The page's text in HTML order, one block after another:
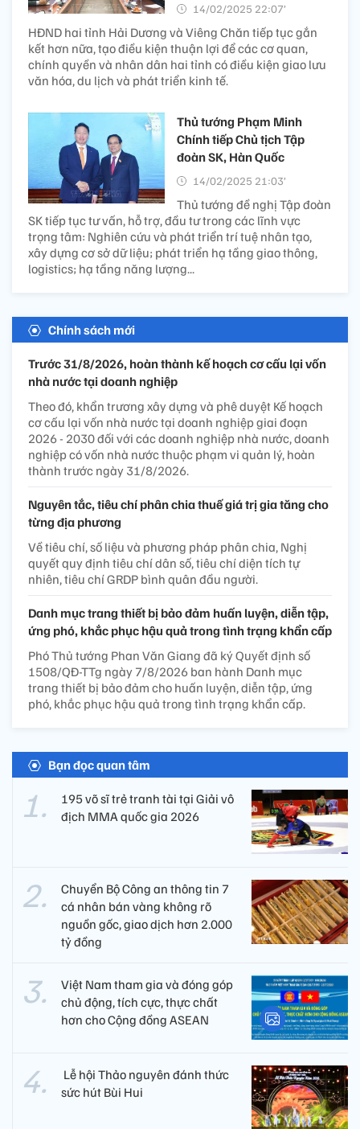
14/02/2025 22:07’
HĐND hai tỉnh Hải Dương và Viêng Chăn tiếp tục gắn
kết hơn nữa, tạo điều kiện thuận lợi để các cơ quan,
chính quyền và nhân dân hai tỉnh có điều kiện giao lưu
văn hóa, du lịch và phát triển kinh tế.
Thủ tướng Phạm Minh
Chính tiếp Chủ tịch Tập
đoàn SK, Hàn Quốc
14/02/2025 21:03’
Thủ tướng đề nghị Tập đoàn
SK tiếp tục tư vấn, hỗ trợ, đầu tư trong các lĩnh vực
trọng tâm: Nghiên cứu và phát triển trí tuệ nhân tạo,
xây dựng cơ sở dữ liệu; phát triển hạ tầng giao thông,
logistics; hạ tầng năng lượng...
Chính sách mới
Trước 31/8/2026, hoàn thành kế hoạch cơ cấu lại vốn
nhà nước tại doanh nghiệp
Theo đó, khẩn trương xây dựng và phê duyệt Kế hoạch
cơ cấu lại vốn nhà nước tại doanh nghiệp giai đoạn
2026 - 2030 đối với các doanh nghiệp nhà nước, doanh
nghiệp có vốn nhà nước thuộc phạm vi quản lý, hoàn
thành trước ngày 31/8/2026.
Nguyên tắc, tiêu chí phân chia thuế giá trị gia tăng cho
từng địa phương
Về tiêu chí, số liệu và phương pháp phân chia, Nghị
quyết quy định tiêu chí dân số, tiêu chí diện tích tự
nhiên, tiêu chí GRDP bình quân đầu người.
Danh mục trang thiết bị bảo đảm huấn luyện, diễn tập,
ứng phó, khắc phục hậu quả trong tình trạng khẩn cấp
Phó Thủ tướng Phan Văn Giang đã ký Quyết định số
1508/QĐ-TTg ngày 7/8/2026 ban hành Danh mục
trang thiết bị bảo đảm cho huấn luyện, diễn tập, ứng
phó, khắc phục hậu quả trong tình trạng khẩn cấp.
Bạn đọc quan tâm
195 võ sĩ trẻ tranh tài tại Giải vô
địch MMA quốc gia 2026
Chuyển Bộ Công an thông tin 7
cá nhân bán vàng không rõ
nguồn gốc, giao dịch hơn 2.000
tỷ đồng
Việt Nam tham gia và đóng góp
chủ động, tích cực, thực chất
hơn cho Cộng đồng ASEAN
​ Lễ hội Thảo nguyên đánh thức
sức hút Bùi Hui